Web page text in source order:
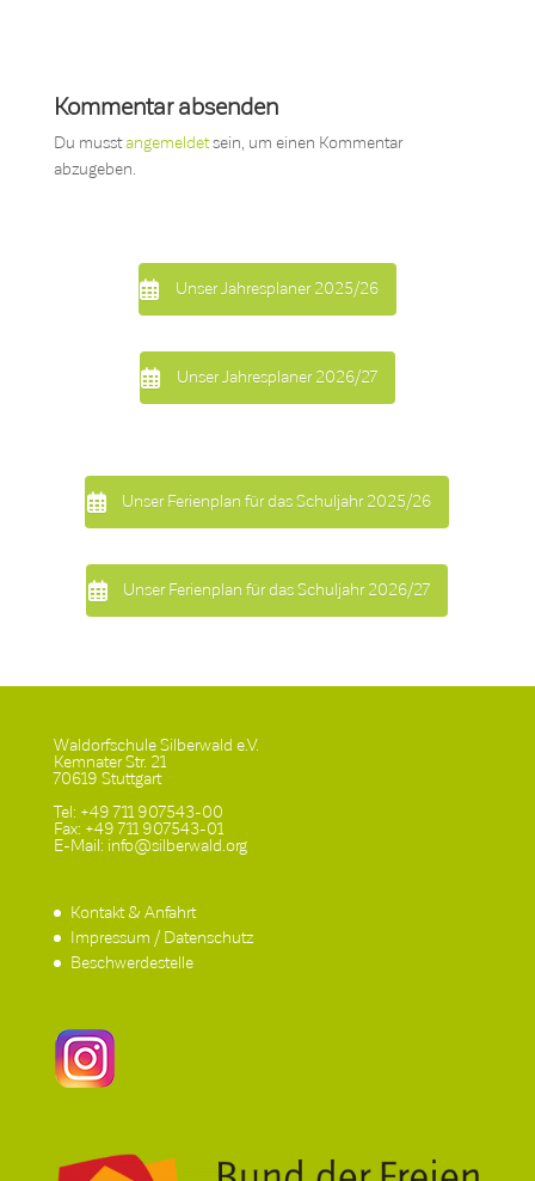
Kommentar absenden
Du musstangemeldetsein, um einen Kommentar
abzugeben.
Unser Jahresplaner 2025/26
Unser Jahresplaner 2026/27
Unser Ferienplan für das Schuljahr 2025/26
Unser Ferienplan für das Schuljahr 2026/27
Waldorfschule Silberwald e.V.
Kemnater Str. 21
70619 Stuttgart
Tel: +49 711 907543-00
Fax: +49 711 907543-01
E-Mail: info@silberwald.org
Kontakt & Anfahrt
Impressum / Datenschutz
Beschwerdestelle